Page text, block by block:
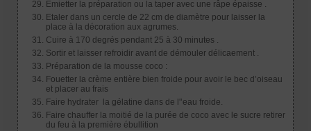
Emietter la préparation ou la taper avec une râpe épaisse .
Etaler dans un cercle de 22 cm de diamètre pour laisser la
place à la décoration aux agrumes.
Cuire à 170 degrés pendant 25 à 30 minutes .
Sortir et laisser refroidir avant de démouler délicaement .
Préparation de la mousse coco :
Fouetter la crème entière bien froide pour avoir le bec d’oiseau
et placer au frais
Faire hydrater la gélatine dans de l'’eau froide.
Faire chauffer la moitié de la purée de coco avec le sucre retirer
du feu à la première ébullition